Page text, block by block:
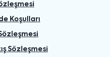
Koşulları
Sözleşmesi